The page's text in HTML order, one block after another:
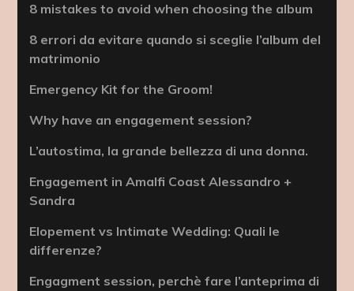
8 mistakes to avoid when choosing the album
8 errori da evitare quando si sceglie l’album del
matrimonio
Emergency Kit for the Groom!
Why have an engagement session?
L’autostima, la grande bellezza di una donna.
Engagement in Amalfi Coast Alessandro +
Sandra
Elopement vs Intimate Wedding: Quali le
differenze?
Engagment session, perchè fare l’anteprima di